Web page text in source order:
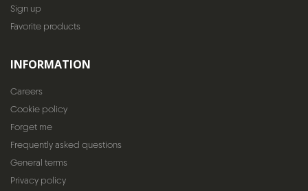
Sign up
Favorite products
INFORMATION
Careers
Cookie policy
Forget me
Frequently asked questions
General terms
Privacy policy